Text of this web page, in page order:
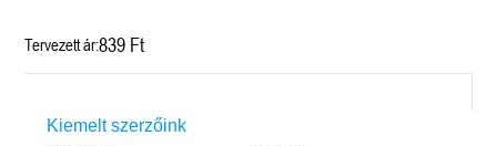
Tervezett ár:839 Ft
Kiemelt szerzőink